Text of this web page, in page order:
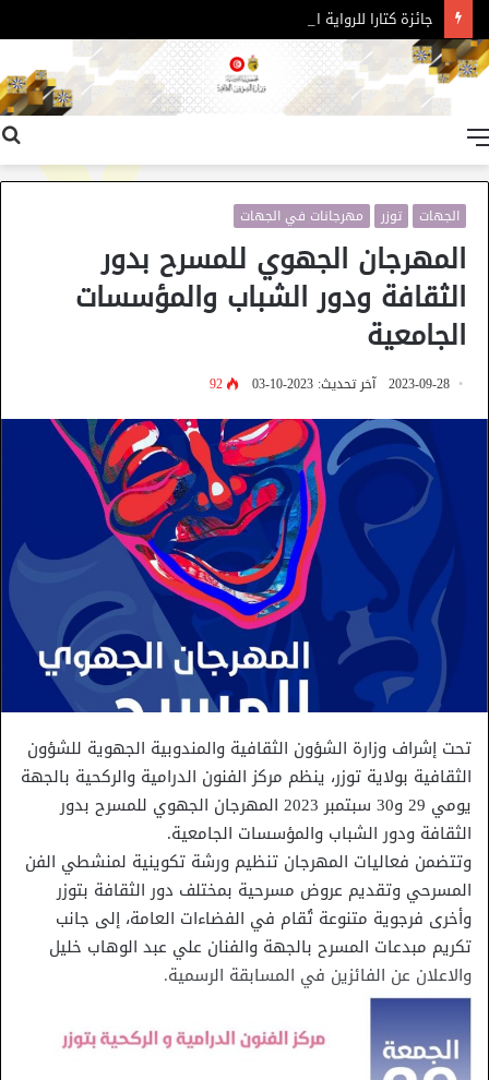
جائزة كتارا للرواية العربية – الدورة 11
الجهات توزر مهرجانات في الجهات
المهرجان الجهوي للمسرح بدور
الثقافة ودور الشباب والمؤسسات
الجامعية
2023-09-28 آخر تحديث: 2023-10-03 92
تحت إشراف وزارة الشؤون الثقافية والمندوبية الجهوية للشؤون
الثقافية بولاية توزر، ينظم مركز الفنون الدرامية والركحية بالجهة
يومي 29 و30 سبتمبر 2023 المهرجان الجهوي للمسرح بدور
الثقافة ودور الشباب والمؤسسات الجامعية.
وتتضمن فعاليات المهرجان تنظيم ورشة تكوينية لمنشطي الفن
المسرحي وتقديم عروض مسرحية بمختلف دور الثقافة بتوزر
وأخرى فرجوية متنوعة تُقام في الفضاءات العامة، إلى جانب
تكريم مبدعات المسرح بالجهة والفنان علي عبد الوهاب خليل
والاعلان عن الفائزين في المسابقة الرسمية.